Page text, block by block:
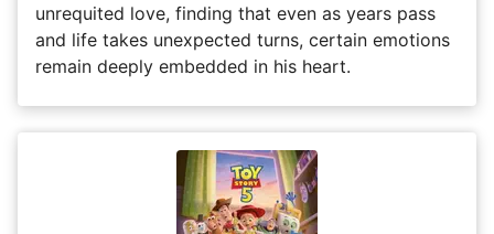
unrequited love, finding that even as years pass
and life takes unexpected turns, certain emotions
remain deeply embedded in his heart.